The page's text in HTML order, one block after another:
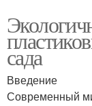
сада
Введение
Современный